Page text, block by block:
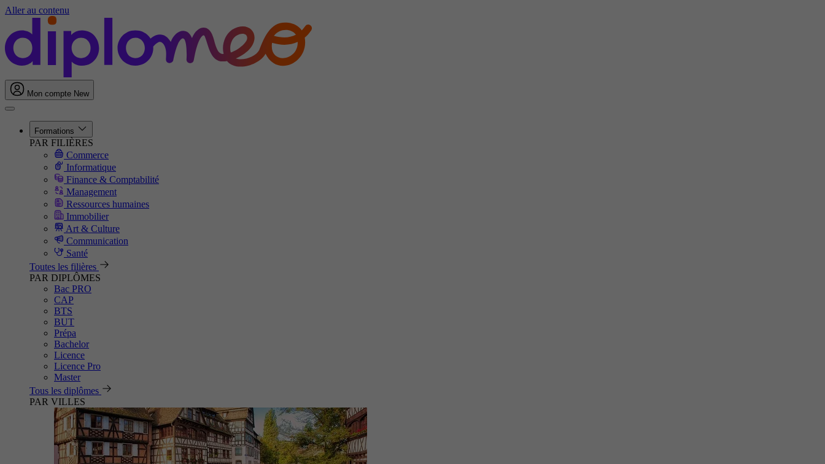
Aller au contenu
Mon compte New
Formations
PAR FILIÈRES
Commerce
Informatique
Finance & Comptabilité
Management
Ressources humaines
Immobilier
Art & Culture
Communication
Santé
Toutes les filières
PAR DIPLÔMES
Bac PRO
CAP
BTS
BUT
Prépa
Bachelor
Licence
Licence Pro
Master
Tous les diplômes
PAR VILLES